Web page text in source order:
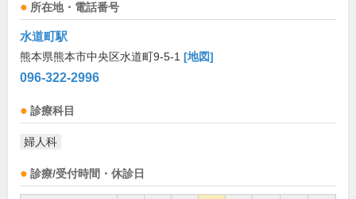
所在地・電話番号
水道町駅
熊本県熊本市中央区水道町9-5-1 [地図]
096-322-2996
診療科目
婦人科
診療/受付時間・休診日